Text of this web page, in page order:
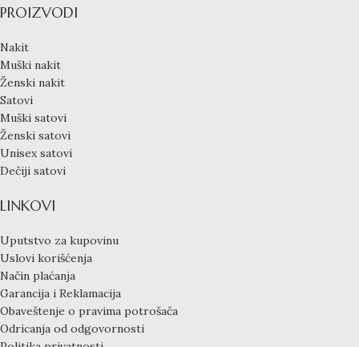
PROIZVODI
Nakit
Muški nakit
Ženski nakit
Satovi
Muški satovi
Ženski satovi
Unisex satovi
Dečiji satovi
LINKOVI
Uputstvo za kupovinu
Uslovi korišćenja
Način plaćanja
Garancija i Reklamacija
Obaveštenje o pravima potrošača
Odricanja od odgovornosti